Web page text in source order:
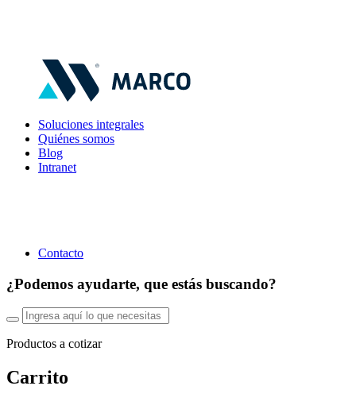
Soluciones integrales
Quiénes somos
Blog
Intranet
Contacto
¿Podemos ayudarte, que estás buscando?
Productos a cotizar
Carrito